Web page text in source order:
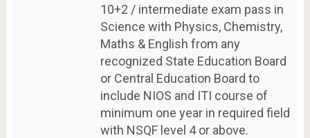
10+2 / intermediate exam pass in
Science with Physics, Chemistry,
Maths & English from any
recognized State Education Board
or Central Education Board to
include NIOS and ITI course of
minimum one year in required field
with NSQF level 4 or above.